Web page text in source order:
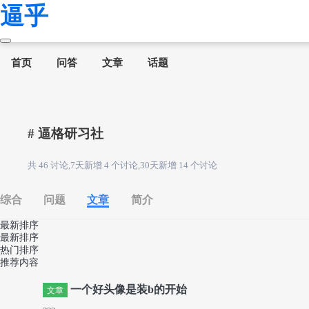
逼乎
首页 问答 文章 话题
# 逼格研习社
共 46 讨论,7天新增 4 个讨论,30天新增 14 个讨论
综合 问题 文章 简介
最新排序
最新排序
热门排序
推荐内容
文章 一个好头像是装b的开始